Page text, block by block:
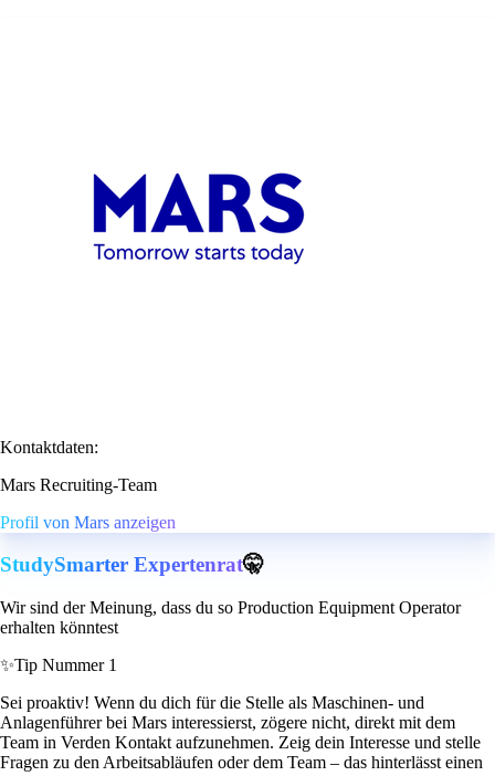
Kontaktdaten:
Mars Recruiting-Team
Profil von Mars anzeigen
StudySmarter Expertenrat🤫
Wir sind der Meinung, dass du so Production Equipment Operator
erhalten könntest
✨Tip Nummer 1
Sei proaktiv! Wenn du dich für die Stelle als Maschinen- und
Anlagenführer bei Mars interessierst, zögere nicht, direkt mit dem
Team in Verden Kontakt aufzunehmen. Zeig dein Interesse und stelle
Fragen zu den Arbeitsabläufen oder dem Team – das hinterlässt einen